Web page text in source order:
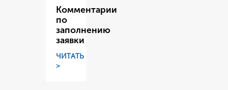
Комментарии
по
заполнению
заявки
ЧИТАТЬ
>